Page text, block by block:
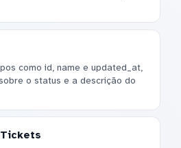
como id, name e updated_at,
o status e a descrição do